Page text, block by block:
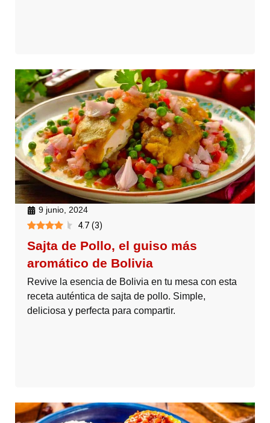
9 junio, 2024
4.7 (3)
Sajta de Pollo, el guiso más
aromático de Bolivia
Revive la esencia de Bolivia en tu mesa con esta
receta auténtica de sajta de pollo. Simple,
deliciosa y perfecta para compartir.